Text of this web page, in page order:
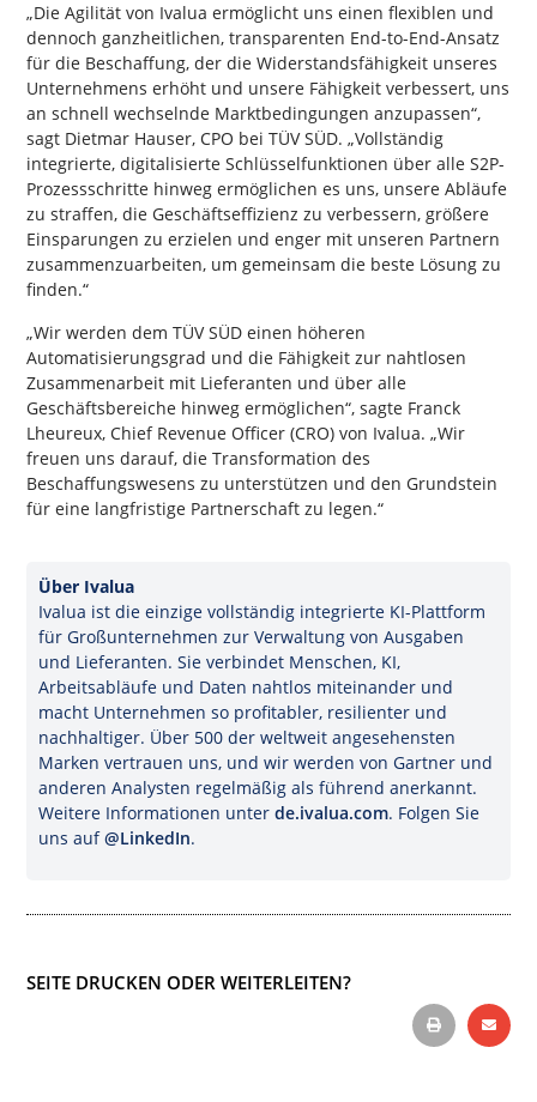
„Die Agilität von Ivalua ermöglicht uns einen flexiblen und
dennoch ganzheitlichen, transparenten End-to-End-Ansatz
für die Beschaffung, der die Widerstandsfähigkeit unseres
Unternehmens erhöht und unsere Fähigkeit verbessert, uns
an schnell wechselnde Marktbedingungen anzupassen“,
sagt Dietmar Hauser, CPO bei TÜV SÜD. „Vollständig
integrierte, digitalisierte Schlüsselfunktionen über alle S2P-
Prozessschritte hinweg ermöglichen es uns, unsere Abläufe
zu straffen, die Geschäftseffizienz zu verbessern, größere
Einsparungen zu erzielen und enger mit unseren Partnern
zusammenzuarbeiten, um gemeinsam die beste Lösung zu
finden.“
„Wir werden dem TÜV SÜD einen höheren
Automatisierungsgrad und die Fähigkeit zur nahtlosen
Zusammenarbeit mit Lieferanten und über alle
Geschäftsbereiche hinweg ermöglichen“, sagte Franck
Lheureux, Chief Revenue Officer (CRO) von Ivalua. „Wir
freuen uns darauf, die Transformation des
Beschaffungswesens zu unterstützen und den Grundstein
für eine langfristige Partnerschaft zu legen.“
Über Ivalua
Ivalua ist die einzige vollständig integrierte KI-Plattform
für Großunternehmen zur Verwaltung von Ausgaben
und Lieferanten. Sie verbindet Menschen, KI,
Arbeitsabläufe und Daten nahtlos miteinander und
macht Unternehmen so profitabler, resilienter und
nachhaltiger. Über 500 der weltweit angesehensten
Marken vertrauen uns, und wir werden von Gartner und
anderen Analysten regelmäßig als führend anerkannt.
Weitere Informationen unter de.ivalua.com. Folgen Sie
uns auf@LinkedIn.
SEITE DRUCKEN ODER WEITERLEITEN?